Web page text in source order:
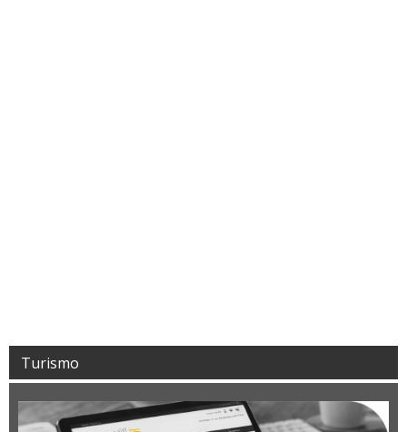
Turismo